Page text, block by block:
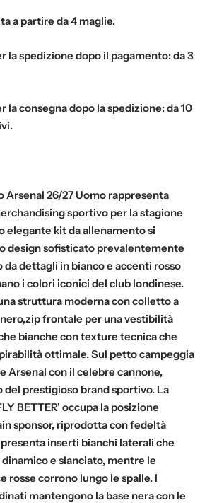
a partire da4 maglie.
la spedizione dopo il pagamento:da 3
la consegna dopo la spedizione:da 10
.
Arsenal 26/27 Uomo rappresenta
sportivo per la stagione
elegante kit da allenamento si
design sofisticato prevalentemente
dettagli in bianco e accenti rosso
i colori iconici del club londinese.
struttura moderna con colletto a
frontale per una vestibilità
bianche con texture tecnica che
ottimale. Sul petto campeggia
Arsenal con il celebre cannone,
del prestigioso brand sportivo. La
BETTER' occupa la posizione
sponsor, riprodotta con fedeltà
inserti bianchi laterali che
e slanciato, mentre le
rosse corrono lungo le spalle. I
mantengono la base nera con le